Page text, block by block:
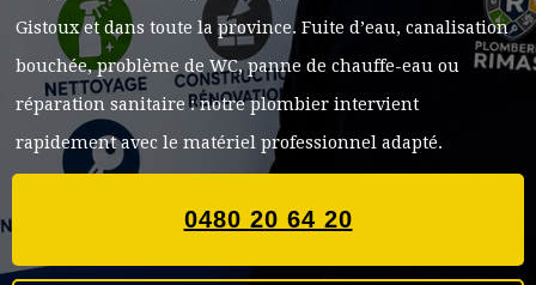
Gistoux et dans toute la province. Fuite d’eau, canalisation
bouchée, problème de WC, panne de chauffe-eau ou
réparation sanitaire : notre plombier intervient
rapidement avec le matériel professionnel adapté.
0480 20 64 20